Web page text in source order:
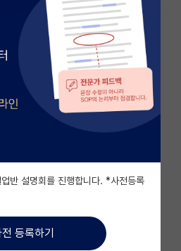
반 설명회를 진행합니다. *사전등록
등록하기